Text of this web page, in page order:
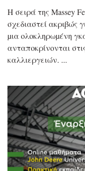
Η σειρά της Massey
σχεδιαστεί ακριβώς
µια ολοκληρωµένη
ανταποκρίνονται
καλλιεργειών.